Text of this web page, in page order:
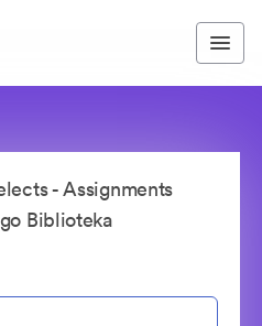
- Assignments
Biblioteka